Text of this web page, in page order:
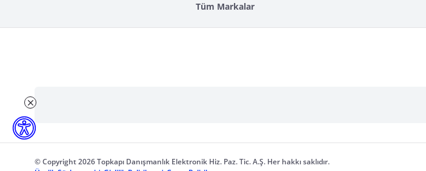
Tüm Markalar
© Copyright 2026 Topkapı Danışmanlık Elektronik Hiz. Paz. Tic. A.Ş. Her hakkı saklıdır.